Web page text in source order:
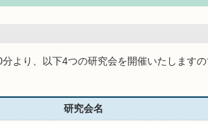
より、以下4つの研究会を開催いたします
研究会名